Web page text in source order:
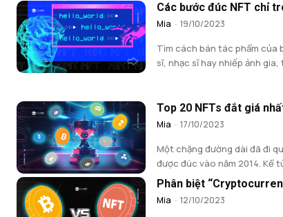
Các bước đúc NFT chỉ
Mia - 19/10/2023
Tìm cách bán tác phẩm của
sĩ, nhạc sĩ hay nhiếp ảnh gia,
Top 20 NFTs đắt giá
Mia - 17/10/2023
Một chặng đường dài đã đi
được đúc vào năm 2014. Kể
Phân biệt
Mia - 12/10/2023